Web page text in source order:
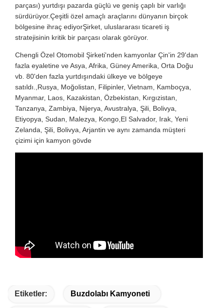
parçası) yurtdışı pazarda güçlü ve geniş çaplı bir varlığı
sürdürüyor.Çeşitli özel amaçlı araçlarını dünyanın birçok
bölgesine ihraç ediyorŞirket, uluslararası ticareti iş
stratejisinin kritik bir parçası olarak görüyor.
Chengli Özel Otomobil Şirketi'nden kamyonlar Çin'in 29'dan
fazla eyaletine ve Asya, Afrika, Güney Amerika, Orta Doğu
vb. 80'den fazla yurtdışındaki ülkeye ve bölgeye
satıldı.,Rusya, Moğolistan, Filipinler, Vietnam, Kamboçya,
Myanmar, Laos, Kazakistan, Özbekistan, Kırgızistan,
Tanzanya, Zambiya, Nijerya, Avustralya, Şili, Bolivya,
Etiyopya, Sudan, Malezya, Kongo,El Salvador, Irak, Yeni
Zelanda, Şili, Bolivya, Arjantin ve aynı zamanda müşteri
çizimi için kamyon gövde
Etiketler: Buzdolabı Kamyoneti